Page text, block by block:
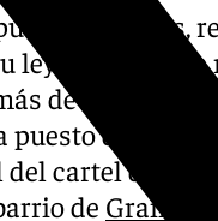
de 30
leyenda en
de 50.000
puesto de
cartel de una
de Granada